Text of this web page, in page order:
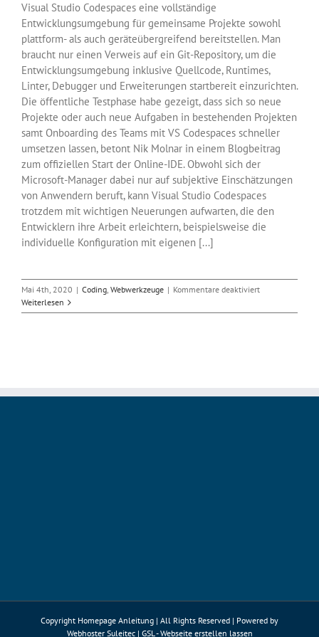
Visual Studio Codespaces eine vollständige
Entwicklungsumgebung für gemeinsame Projekte sowohl
plattform- als auch geräteübergreifend bereitstellen. Man
braucht nur einen Verweis auf ein Git-Repository, um die
Entwicklungsumgebung inklusive Quellcode, Runtimes,
Linter, Debugger und Erweiterungen startbereit einzurichten.
Die öffentliche Testphase habe gezeigt, dass sich so neue
Projekte oder auch neue Aufgaben in bestehenden Projekten
samt Onboarding des Teams mit VS Codespaces schneller
umsetzen lassen, betont Nik Molnar in einem Blogbeitrag
zum offiziellen Start der Online-IDE. Obwohl sich der
Microsoft-Manager dabei nur auf subjektive Einschätzungen
von Anwendern beruft, kann Visual Studio Codespaces
trotzdem mit wichtigen Neuerungen aufwarten, die den
Entwicklern ihre Arbeit erleichtern, beispielsweise die
individuelle Konfiguration mit eigenen [...]
Mai 4th, 2020 | Coding, Webwerkzeuge | Kommentare deaktiviertfür
für
Weiterlesen
Copyright Homepage Anleitung | All Rights Reserved | Powered by
Webhoster Suleitec| GSL - Webseite erstellen lassen